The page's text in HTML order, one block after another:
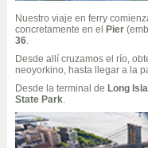
Nuestro viaje en ferry
concretamente en el
Pier
36.
Desde allí cruzamos el río,
neoyorkino, hasta llegar a la
Desde la terminal de Long
State Park.